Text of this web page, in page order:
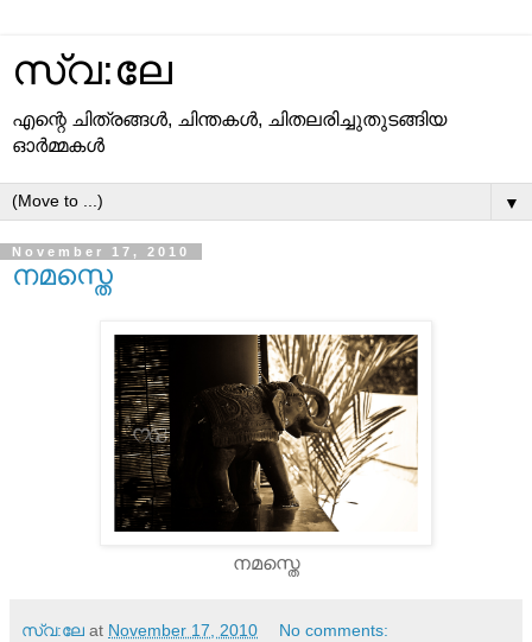
സ്വ:ലേ
എന്റെ ചിത്രങ്ങള്‍, ചിന്തകള്‍, ചിതലരിച്ചുതുടങ്ങിയ
ഓര്‍മ്മകള്‍
▼
November 17, 2010
നമസ്തെ
നമസ്തെ
സ്വ:ലേ at November 17, 2010 No comments: